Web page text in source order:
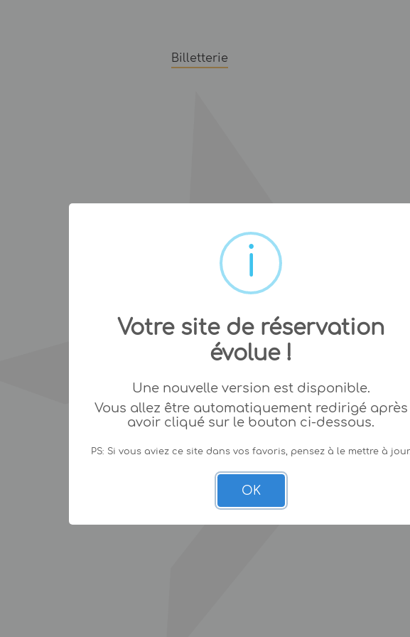
Billetterie
Votre site de réservation
évolue !
Une nouvelle version est disponible.
Vous allez être automatiquement redirigé après
avoir cliqué sur le bouton ci-dessous.
PS: Si vous aviez ce site dans vos favoris, pensez à le mettre à
OK